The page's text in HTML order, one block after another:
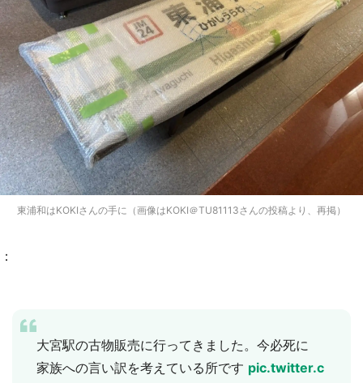
都道府選択
選択する
東浦和はKOKIさんの手に（画像はKOKI＠TU81113さんの投稿より、再掲）
：
大宮駅の古物販売に行ってきました。今必死に
家族への言い訳を考えている所です pic.twitter.c